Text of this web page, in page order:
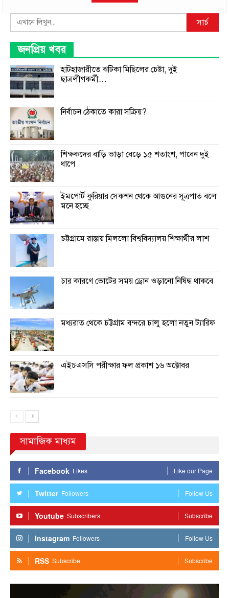
Search সার্চ
জনপ্রিয় খবর
হাটহাজারীতে ঝটিকা মিছিলের চেষ্টা, দুই
ছাত্রলীগকর্মী…
নির্বাচন ঠেকাতে কারা সক্রিয়?
শিক্ষকদের বাড়ি ভাড়া বেড়ে ১৫ শতাংশ, পাবেন দুই
ধাপে
ইমপোর্ট কুরিয়ার সেকশন থেকে আগুনের সূত্রপাত বলে
মনে হচ্ছে
চট্টগ্রামে রাস্তায় মিললো বিশ্ববিদ্যালয় শিক্ষার্থীর লাশ
চার কারণে ভোটের সময় ড্রোন ওড়ানো নিষিদ্ধ থাকবে
মধ্যরাত থেকে চট্টগ্রাম বন্দরে চালু হলো নতুন ট্যারিফ
এইচএসসি পরীক্ষার ফল প্রকাশ ১৬ অক্টোবর
সামাজিক মাধ্যম
Facebook Likes Like our Page
Twitter Followers Follow Us
Youtube Subscribers Subscribe
Instagram Followers Follow Us
RSS Subscribe Subscribe